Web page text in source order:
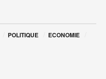
POLITIQUE
ECONOMIE